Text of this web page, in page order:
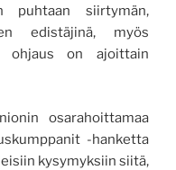
puhtaan siirtymän,
edistäjinä, myös
ohjaus on ajoittain
osarahoittamaa
-hanketta
kysymyksiin siitä,